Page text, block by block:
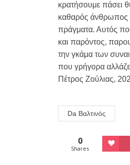
κρατήσουμε πάσει
καθαρός άνθρωπος
πράγματα. Αυτός
και παρόντος,
την γκάμα των
που γρήγορα
Πέτρος Ζούλιας,
Da Βαλτινός
0
Shares